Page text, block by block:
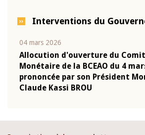
Interventions du
04 mars 2026
Allocution d'ouverture du
Monétaire de la BCEAO du 4
prononcée par son Président
Claude Kassi BROU